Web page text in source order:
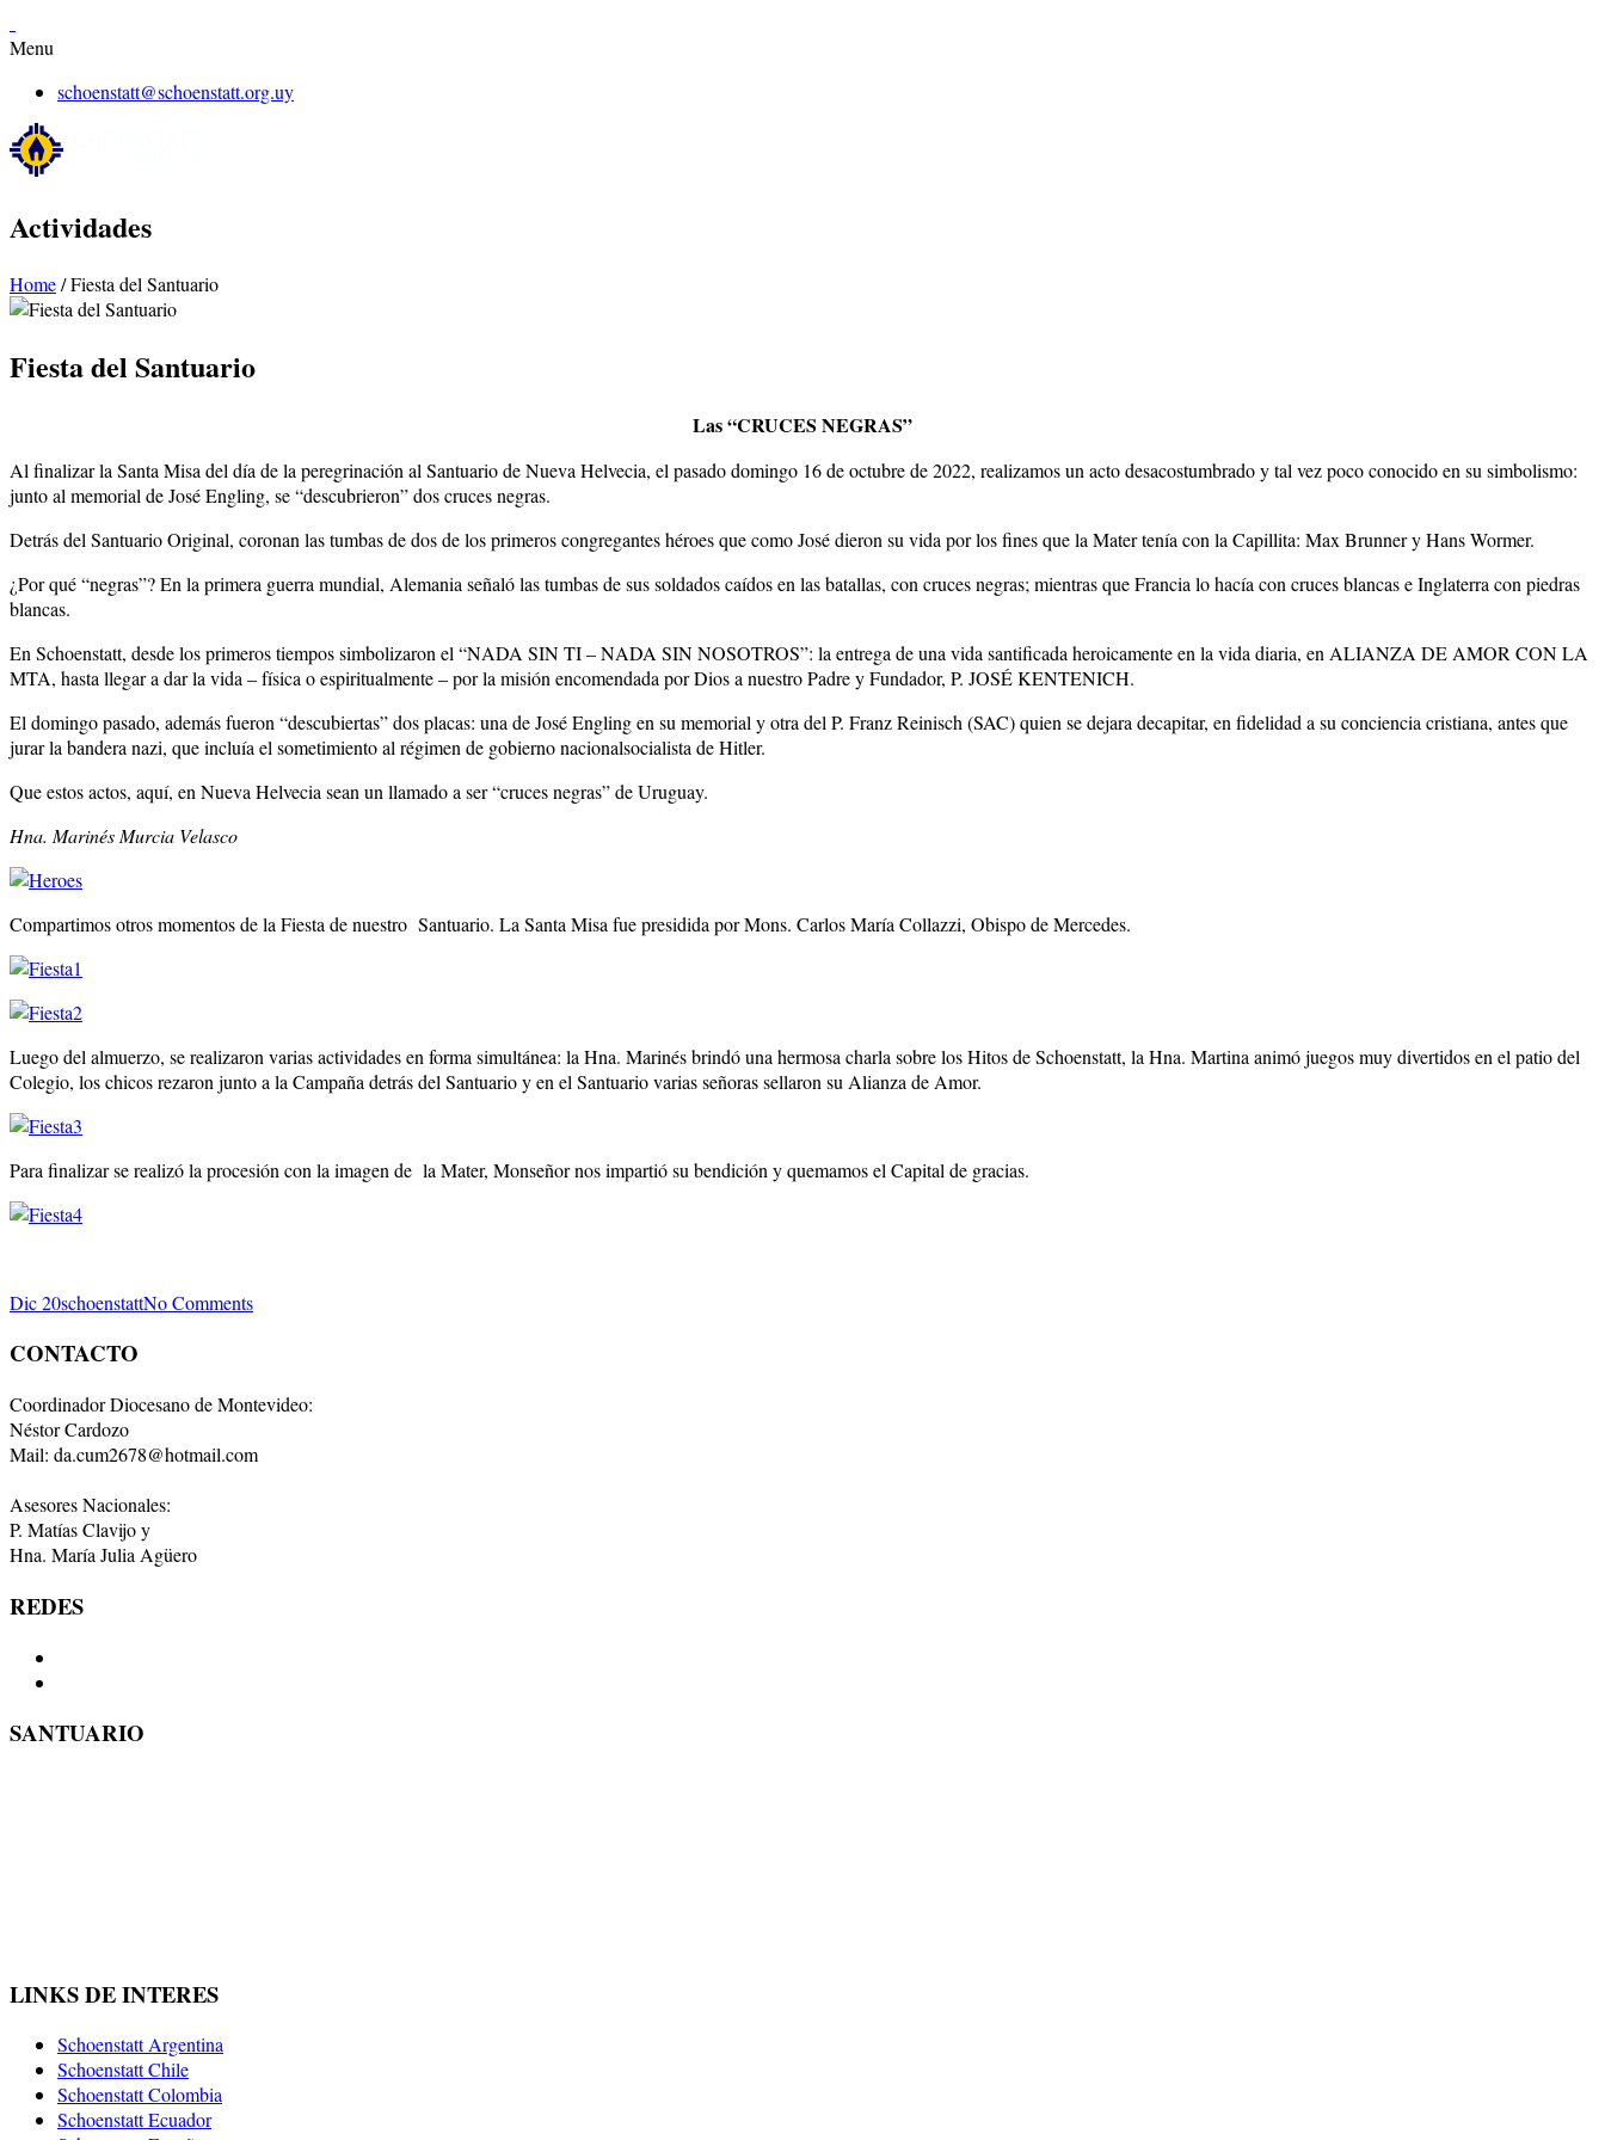
Menu
schoenstatt@schoenstatt.org.uy
Actividades
Home/Fiesta del Santuario
Fiesta del Santuario
Las “CRUCES NEGRAS”
Al finalizar la Santa Misa del día de la peregrinación al Santuario de Nueva Helvecia, el pasado domingo 16 de octubre de 2022, realizamos un acto desacostumbrado y tal vez poco conocido en su simbolismo:
junto al memorial de José Engling, se “descubrieron” dos cruces negras.
Detrás del Santuario Original, coronan las tumbas de dos de los primeros congregantes héroes que como José dieron su vida por los fines que la Mater tenía con la Capillita: Max Brunner y Hans Wormer.
¿Por qué “negras”? En la primera guerra mundial, Alemania señaló las tumbas de sus soldados caídos en las batallas, con cruces negras; mientras que Francia lo hacía con cruces blancas e Inglaterra con piedras
blancas.
En Schoenstatt, desde los primeros tiempos simbolizaron el “NADA SIN TI – NADA SIN NOSOTROS”: la entrega de una vida santificada heroicamente en la vida diaria, en ALIANZA DE AMOR CON LA
MTA, hasta llegar a dar la vida – física o espiritualmente – por la misión encomendada por Dios a nuestro Padre y Fundador, P. JOSÉ KENTENICH.
El domingo pasado, además fueron “descubiertas” dos placas: una de José Engling en su memorial y otra del P. Franz Reinisch (SAC) quien se dejara decapitar, en fidelidad a su conciencia cristiana, antes que
jurar la bandera nazi, que incluía el sometimiento al régimen de gobierno nacionalsocialista de Hitler.
Que estos actos, aquí, en Nueva Helvecia sean un llamado a ser “cruces negras” de Uruguay.
Hna. Marinés Murcia Velasco
Compartimos otros momentos de la Fiesta de nuestro Santuario. La Santa Misa fue presidida por Mons. Carlos María Collazzi, Obispo de Mercedes.
Luego del almuerzo, se realizaron varias actividades en forma simultánea: la Hna. Marinés brindó una hermosa charla sobre los Hitos de Schoenstatt, la Hna. Martina animó juegos muy divertidos en el patio del
Colegio, los chicos rezaron junto a la Campaña detrás del Santuario y en el Santuario varias señoras sellaron su Alianza de Amor.
Para finalizar se realizó la procesión con la imagen de la Mater, Monseñor nos impartió su bendición y quemamos el Capital de gracias.
Dic 20schoenstattNo Comments
CONTACTO
Coordinador Diocesano de Montevideo:
Néstor Cardozo
Mail: da.cum2678@hotmail.com
Asesores Nacionales:
P. Matías Clavijo y
Hna. María Julia Agüero
REDES
SANTUARIO
LINKS DE INTERES
Schoenstatt Argentina
Schoenstatt Chile
Schoenstatt Colombia
Schoenstatt Ecuador